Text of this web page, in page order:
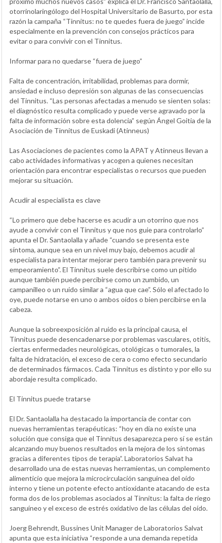
otorrinolaringólogo del Hospital Universitario de Basurto, por esta
razón la campaña “Tinnitus: no te quedes fuera de juego” incide
especialmente en la prevención con consejos prácticos para
evitar o para convivir con el Tinnitus.
Informar para no quedarse “fuera de juego”
Falta de concentración, irritabilidad, problemas para dormir,
ansiedad e incluso depresión son algunas de las consecuencias
del Tinnitus. “Las personas afectadas a menudo se sienten solas:
el diagnóstico resulta complicado y puede verse agravado por la
falta de información sobre esta dolencia” según Ángel Goitia de la
Asociación de Tinnitus de Euskadi (Atinneus)
Las Asociaciones de pacientes como la APAT y Atinneus llevan a
cabo actividades informativas y acogen a quienes necesitan
orientación para encontrar especialistas o recursos que pueden
mejorar su situación.
Acudir al especialista es clave
“Lo primero que debe hacerse es acudir a un otorrino que nos
ayude a convivir con el Tinnitus y que nos guie para controlarlo”
apunta el Dr. Santaolalla y añade “cuando se presenta este
síntoma, aunque sea en un nivel muy bajo, debemos acudir al
especialista para intentar mejorar pero también para prevenir su
empeoramiento”. El Tinnitus suele describirse como un pitido
aunque también puede percibirse como un zumbido, un
campanilleo o un ruido similar a “agua que cae”. Sólo el afectado lo
oye, puede notarse en uno o ambos oídos o bien percibirse en la
cabeza.
Aunque la sobreexposición al ruido es la principal causa, el
Tinnitus puede desencadenarse por problemas vasculares, otitis,
ciertas enfermedades neurológicas, otológicas o tumorales, la
falta de hidratación, el exceso de cera o como efecto secundario
de determinados fármacos. Cada Tinnitus es distinto y por ello su
abordaje resulta complicado.
El Tinnitus puede tratarse
El Dr. Santaolalla ha destacado la importancia de contar con
nuevas herramientas terapéuticas: “hoy en día no existe una
solución que consiga que el Tinnitus desaparezca pero sí se están
alcanzando muy buenos resultados en la mejora de los síntomas
gracias a diferentes tipos de terapia”. Laboratorios Salvat ha
desarrollado una de estas nuevas herramientas, un complemento
alimenticio que mejora la microcirculación sanguínea del oído
interno y tiene un potente efecto antioxidante atacando de esta
forma dos de los problemas asociados al Tinnitus: la falta de riego
sanguíneo y el exceso de estrés oxidativo de las células del oído.
Joerg Behrendt, Bussines Unit Manager de Laboratorios Salvat
apunta que esta iniciativa “responde a una demanda repetida